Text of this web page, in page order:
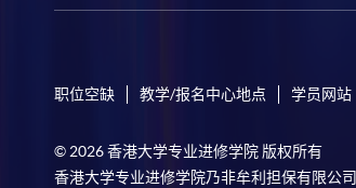
职位空缺 教学/报名中心地点 学员网站
© 2026 香港大学专业进修学院 版权所有
香港大学专业进修学院乃非牟利担保有限公司